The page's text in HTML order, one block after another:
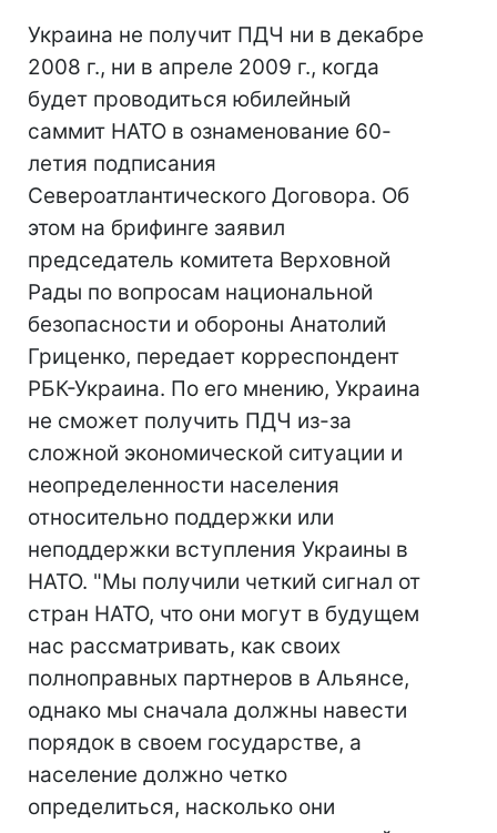
Украина не получит ПДЧ ни в декабре
2008 г., ни в апреле 2009 г., когда
будет проводиться юбилейный
саммит НАТО в ознаменование 60-
летия подписания
Североатлантического Договора. Об
этом на брифинге заявил
председатель комитета Верховной
Рады по вопросам национальной
безопасности и обороны Анатолий
Гриценко, передает корреспондент
РБК-Украина. По его мнению, Украина
не сможет получить ПДЧ из-за
сложной экономической ситуации и
неопределенности населения
относительно поддержки или
неподдержки вступления Украины в
НАТО. "Мы получили четкий сигнал от
стран НАТО, что они могут в будущем
нас рассматривать, как своих
полноправных партнеров в Альянсе,
однако мы сначала должны навести
порядок в своем государстве, а
население должно четко
определиться, насколько они